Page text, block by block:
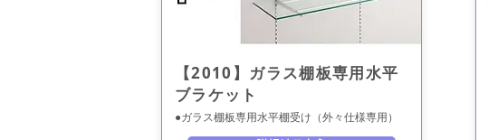
【2010】ガラス棚板専用水平
ブラケット
●ガラス棚板専用水平棚受け（外々仕様専用）